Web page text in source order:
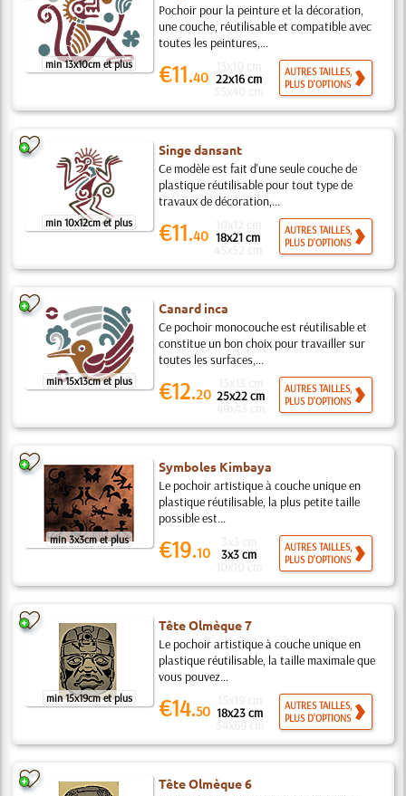
min 13x10cm et plus
Pochoir pour la peinture et la décoration,
une couche, réutilisable et compatible avec
toutes les peintures,...
€11.40 22x16 cm
AUTRES TAILLES,
PLUS D'OPTIONS
min 10x12cm et plus
Singe dansant
Ce modèle est fait d'une seule couche de
plastique réutilisable pour tout type de
travaux de décoration,...
€11.40 18x21 cm
AUTRES TAILLES,
PLUS D'OPTIONS
min 15x13cm et plus
Canard inca
Ce pochoir monocouche est réutilisable et
constitue un bon choix pour travailler sur
toutes les surfaces,...
€12.20 25x22 cm
AUTRES TAILLES,
PLUS D'OPTIONS
min 3x3cm et plus
Symboles Kimbaya
Le pochoir artistique à couche unique en
plastique réutilisable, la plus petite taille
possible est...
€19.10 3x3 cm
AUTRES TAILLES,
PLUS D'OPTIONS
min 15x19cm et plus
Tête Olmèque 7
Le pochoir artistique à couche unique en
plastique réutilisable, la taille maximale que
vous pouvez...
€14.50 18x23 cm
AUTRES TAILLES,
PLUS D'OPTIONS
Tête Olmèque 6